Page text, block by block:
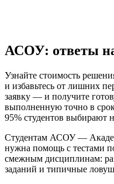
АСОУ: ответы
Узнайте стоимость
и избавьтесь от лишних
заявку — и получите
выполненную точно в срок
95% студентов выбирают
Студентам АСОУ —
нужна помощь с тестами
смежным дисциплинам:
заданий и типичные